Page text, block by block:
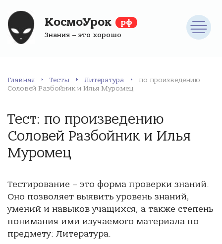
КосмоУрок рф
Знания – это хорошо
Главная Тесты Литература
по произведению
Соловей Разбойник и Илья Муромец
Тест: по произведению
Соловей Разбойник и Илья
Муромец
Тестирование – это форма проверки знаний.
Оно позволяет выявить уровень знаний,
умений и навыков учащихся, а также степень
понимания ими изучаемого материала по
предмету: Литература.